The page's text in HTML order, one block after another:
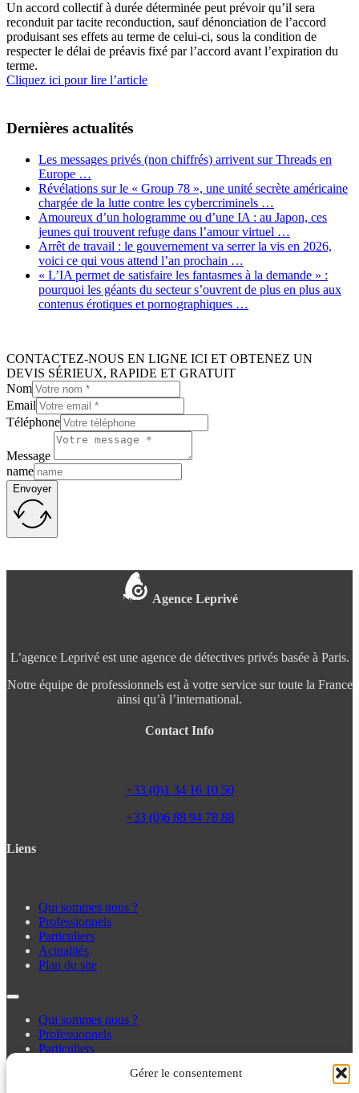
Gérer le consentement
Un accord collectif à durée déterminée peut prévoir qu’il sera
reconduit par tacite reconduction, sauf dénonciation de l’accord
produisant ses effets au terme de celui-ci, sous la condition de
respecter le délai de préavis fixé par l’accord avant l’expiration du
terme.
Cliquez ici pour lire l’article
Dernières actualités
Les messages privés (non chiffrés) arrivent sur Threads en
Europe …
Révélations sur le « Group 78 », une unité secrète américaine
chargée de la lutte contre les cybercriminels …
Amoureux d’un hologramme ou d’une IA : au Japon, ces
jeunes qui trouvent refuge dans l’amour virtuel …
Arrêt de travail : le gouvernement va serrer la vis en 2026,
voici ce qui vous attend l’an prochain …
« L’IA permet de satisfaire les fantasmes à la demande » :
pourquoi les géants du secteur s’ouvrent de plus en plus aux
contenus érotiques et pornographiques …
CONTACTEZ-NOUS EN LIGNE ICI ET OBTENEZ UN
DEVIS SÉRIEUX, RAPIDE ET GRATUIT
Nom
Email
Téléphone
Message
name
Envoyer
Agence Leprivé
L’agence Leprivé est une agence de détectives privés basée à Paris.
Notre équipe de professionnels est à votre service sur toute la France
ainsi qu’à l’international.
Contact Info
+33 (0)1 34 16 10 50
+33 (0)6 88 94 78 88
Liens
Qui sommes nous ?
Professionnels
Particuliers
Actualités
Plan du site
Qui sommes nous ?
Professionnels
Particuliers